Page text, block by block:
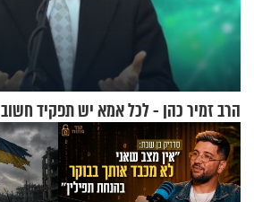
הרב זמיר כהן - לכל אמא יש תפקיד חשוב